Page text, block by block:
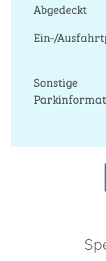
Abgedeckt
Ein-/
Sonstige